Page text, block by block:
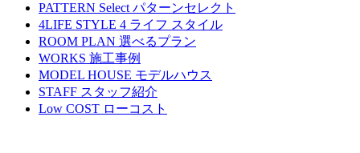
PATTERN Select パターンセレクト
4LIFE STYLE 4 ライフ スタイル
ROOM PLAN 選べるプラン
WORKS 施工事例
MODEL HOUSE モデルハウス
STAFF スタッフ紹介
Low COST ローコスト